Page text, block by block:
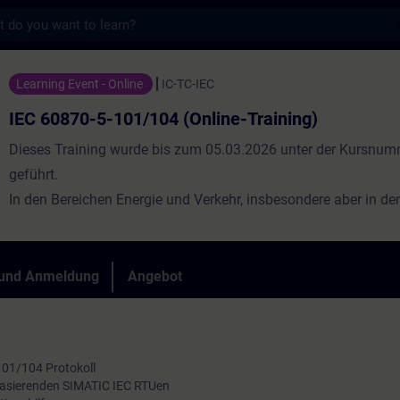
104 (Online-Training) - Training -
Learning Event - Online IC-TC-IEC
IEC 60870-5-101/104 (Online-Training)
Dieses Training wurde bis zum 05.03.2026 unter der
geführt.
In den Bereichen Energie und Verkehr, insbesondere aber in
Prozessbereichen ist zwingend notwendig. Mit Hilfe der
werden die Außenstationen über WAN an eine oder mehrere
Anmeldung Angebot
104 Protokoll
SIMATIC IEC RTUen